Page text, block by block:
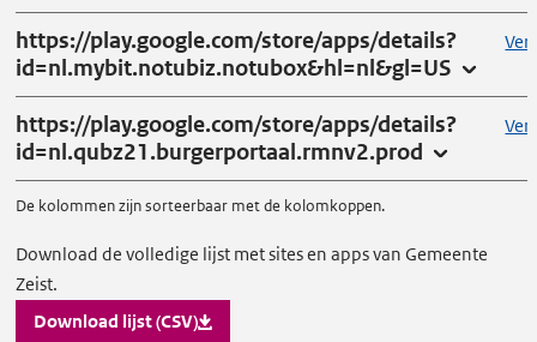
De kolommen zijn sorteerbaar met de kolomkoppen.
https://play.google.com/store/apps/details?
id=nl.mybit.notubiz.notubox&hl=nl&gl=US
https://play.google.com/store/apps/details?
id=nl.qubz21.burgerportaal.rmnv2.prod
Download
lijst
met
Download de volledige lijst met sites en apps van Gemeente
Zeist.
Download lijst (CSV)